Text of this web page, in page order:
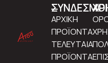
ΣΥΝΔΕΣΜΟΙ
ΑΡΧΙΚΗ
ΠΡΟΪΟΝΤΑ
ΤΕΛΕΥΤΑΙΑ
ΠΡΟΪΟΝΤΑ